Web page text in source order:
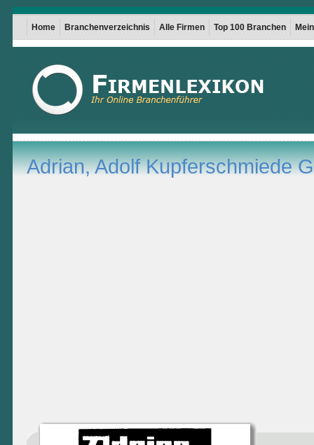
Home Branchenverzeichnis Alle Firmen Top 100 Branchen
Adrian, Adolf Kupferschmiede